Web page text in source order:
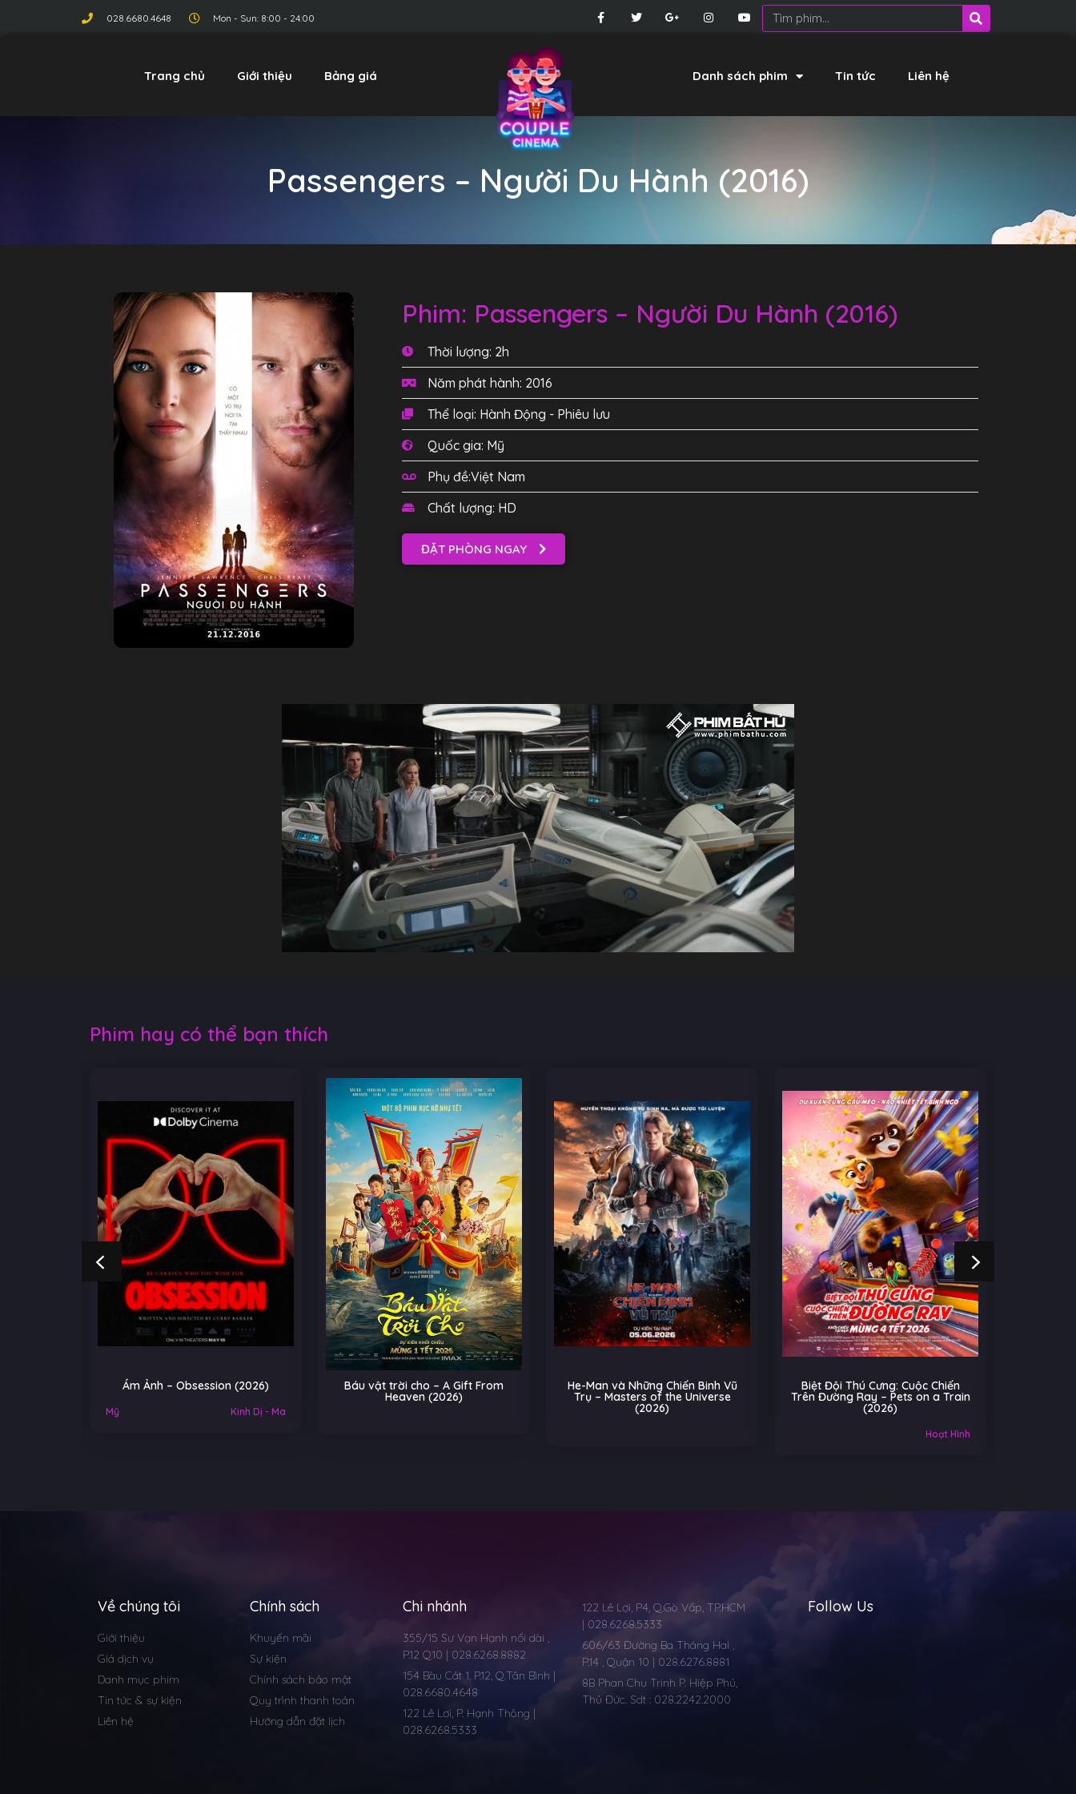
028.6680.4648 Mon - Sun: 8:00 - 24:00
Trang chủ Giới thiệu Bảng giá Danh sách phim Tin tức Liên hệ
Passengers – Người Du Hành (2016)
Phim: Passengers – Người Du Hành (2016)
Thời lượng: 2h
Năm phát hành: 2016
Thể loại: Hành Động - Phiêu lưu
Quốc gia: Mỹ
Phụ đề:Việt Nam
Chất lượng: HD
ĐẶT PHÒNG NGAY
Phim hay có thể bạn thích
Ám Ảnh – Obsession (2026)
Mỹ Kinh Dị - Ma
Báu vật trời cho – A Gift From
Heaven (2026)
He-Man và Những Chiến Binh Vũ
Trụ – Masters of the Universe
(2026)
Biệt Đội Thú Cưng: Cuộc Chiến
Trên Đường Ray – Pets on a Train
(2026)
Hoạt Hình
Về chúng tôi
Giới thiệu
Giá dịch vụ
Danh mục phim
Tin tức & sự kiện
Liên hệ
Chính sách
Khuyến mãi
Sự kiện
Chính sách bảo mật
Quy trình thanh toán
Hướng dẫn đặt lịch
Chi nhánh
355/15 Sư Vạn Hạnh nối dài ,
P.12 Q10 | 028.6268.8882
154 Bàu Cát 1, P.12, Q.Tân Bình |
028.6680.4648
122 Lê Lơi, P. Hạnh Thông |
028.6268.5333
122 Lê Lợi, P4, Q.Gò Vấp, TP.HCM
| 028.6268.5333
606/63 Đường Ba Tháng Hai ,
P.14 , Quận 10 | 028.6276.8881
8B Phan Chu Trinh P. Hiệp Phú,
Thủ Đức. Sdt : 028.2242.2000
Follow Us